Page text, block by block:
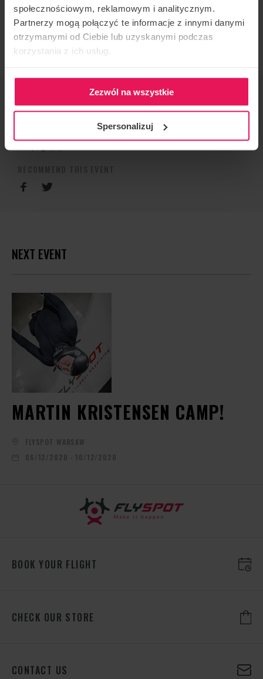
społecznościowym, reklamowym i analitycznym.
Partnerzy mogą połączyć te informacje z innymi danymi
otrzymanymi od Ciebie lub uzyskanymi podczas
korzystania z ich usług.
Zezwól na wszystkie
Spersonalizuj
If you would like to join the camp or have any
questions, please contact us:camps@flyspot.com
Flyspot
CONTACT REGARDING THE EVENT
NEXT EVENT
MARTIN KRISTENSEN CAMP!
FLYSPOT WARSAW
06/12/2020 - 10/12/2020
BOOK YOUR FLIGHT
CHECK OUR STORE
CONTACT US